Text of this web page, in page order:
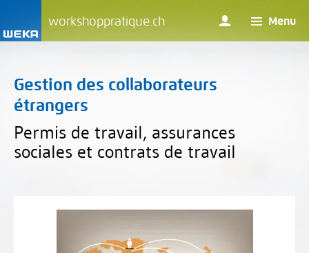
workshoppratique.ch Menu
Gestion des collaborateurs
étrangers
Permis de travail, assurances
sociales et contrats de travail